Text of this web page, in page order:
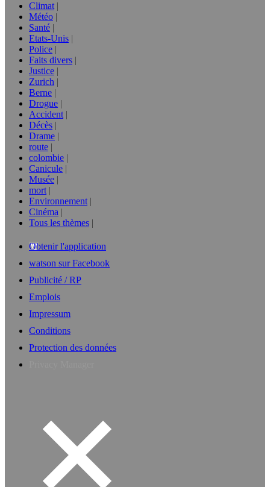
Climat
Météo
Santé
Etats-Unis
Police
Faits divers
Justice
Zurich
Berne
Drogue
Accident
Décès
Drame
route
colombie
Canicule
Musée
mort
Environnement
Cinéma
Tous les thèmes
Obtenir l'application
watson sur Facebook
Publicité / RP
Emplois
Impressum
Conditions
Protection des données